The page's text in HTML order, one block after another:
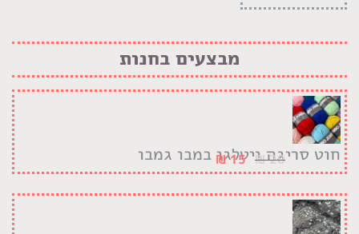
מבצעים בחנות
חוט סריגה ויטלגו במבו גמבו
₪20
₪15